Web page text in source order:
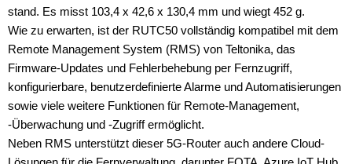
stand. Es misst 103,4 x 42,6 x 130,4 mm und wiegt 452 g.
Wie zu erwarten, ist der RUTC50 vollständig kompatibel mit dem
Remote Management System (RMS) von Teltonika, das
Firmware-Updates und Fehlerbehebung per Fernzugriff,
konfigurierbare, benutzerdefinierte Alarme und Automatisierungen
sowie viele weitere Funktionen für Remote-Management,
-Überwachung und -Zugriff ermöglicht.
Neben RMS unterstützt dieser 5G-Router auch andere Cloud-